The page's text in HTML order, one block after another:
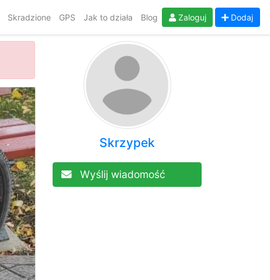
Skradzione GPS Jak to działa Blog Zaloguj Dodaj
Skrzypek
Wyślij wiadomość